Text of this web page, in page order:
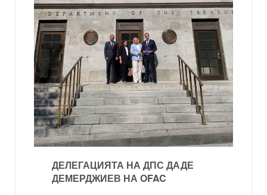
ДЕЛЕГАЦИЯТА НА ДПС ДАДЕ
ДЕМЕРДЖИЕВ НА OFAC